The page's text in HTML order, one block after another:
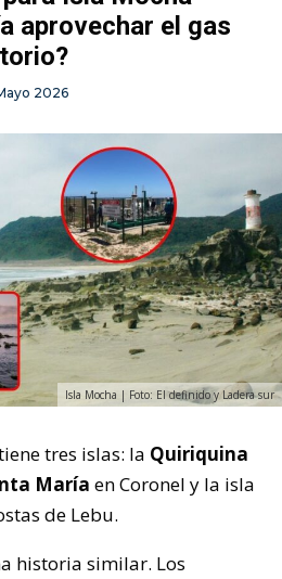
aprovechar el gas
2026
Isla Mocha | Foto: El definido y Ladera sur
tres islas: la Quiriquina
María en Coronel y la isla
de Lebu.
historia similar. Los